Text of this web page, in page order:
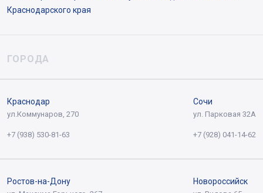
Краснодарского края
ГОРОДА
Краснодар
ул.Коммунаров, 270
+7 (938) 530-81-63
Сочи
ул. Парковая 32А
+7 (928) 041-14-62
Ростов-на-Дону Новороссийск